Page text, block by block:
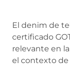
El denim de
certificado
relevante en
el contexto de